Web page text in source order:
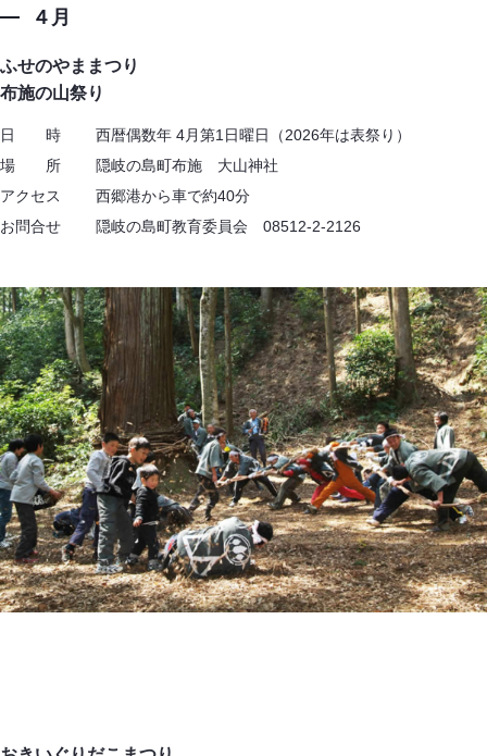
４月
ふせのやままつり
布施の山祭り
日 時 西暦偶数年 4月第1日曜日（2026年は表祭り）
場 所 隠岐の島町布施 大山神社
アクセス 西郷港から車で約40分
お問合せ 隠岐の島町教育委員会 08512-2-2126